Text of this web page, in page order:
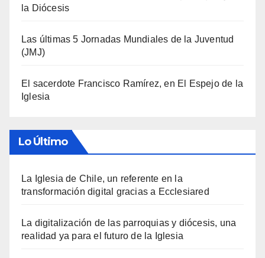
la Diócesis
Las últimas 5 Jornadas Mundiales de la Juventud
(JMJ)
El sacerdote Francisco Ramírez, en El Espejo de la
Iglesia
Lo Último
La Iglesia de Chile, un referente en la
transformación digital gracias a Ecclesiared
La digitalización de las parroquias y diócesis, una
realidad ya para el futuro de la Iglesia